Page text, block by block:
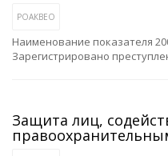
РОАКВЕО
Наименование показателя
Зарегистрировано
Защита лиц,